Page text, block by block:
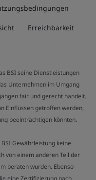
Erreichbarkeit
BSI seine Dienstleistungen
Unternehmen im Umgang
fair und gerecht handelt.
Einflüssen getroffen werden,
beeinträchtigen könnten.
Gewährleistung keine
von einem anderen Teil der
beraten wurden. Ebenso
eine Zertifizierung nach